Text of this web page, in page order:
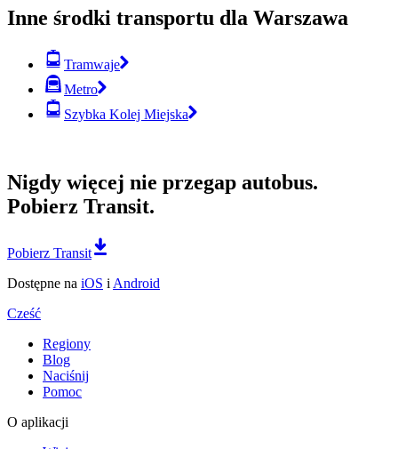
Inne środki transportu dla Warszawa
Tramwaje
Metro
Szybka Kolej Miejska
Nigdy więcej nie przegap autobus.
Pobierz Transit.
Pobierz Transit
Dostępne na iOS i Android
Cześć
Regiony
Blog
Naciśnij
Pomoc
O aplikacji